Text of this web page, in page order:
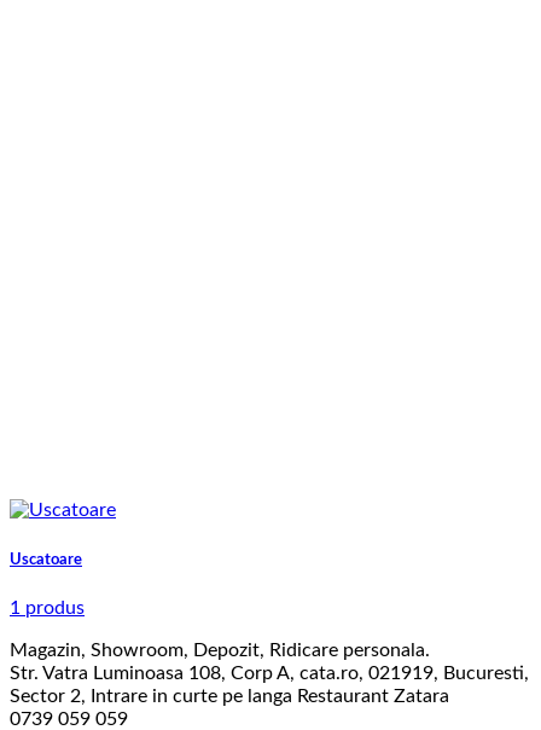
Uscatoare
1 produs
Magazin, Showroom, Depozit, Ridicare personala.
Str. Vatra Luminoasa 108, Corp A, cata.ro, 021919, Bucuresti,
Sector 2, Intrare in curte pe langa Restaurant Zatara
0739 059 059